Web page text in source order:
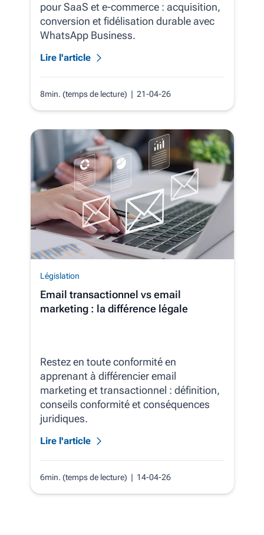
pour SaaS et e‑commerce : acquisition,
conversion et fidélisation durable avec
WhatsApp Business.
Lire l'article
8min. (temps de lecture) | 21-04-26
Législation
Email transactionnel vs email
marketing : la différence légale
Restez en toute conformité en
apprenant à différencier email
marketing et transactionnel : définition,
conseils conformité et conséquences
juridiques.
Lire l'article
6min. (temps de lecture) | 14-04-26